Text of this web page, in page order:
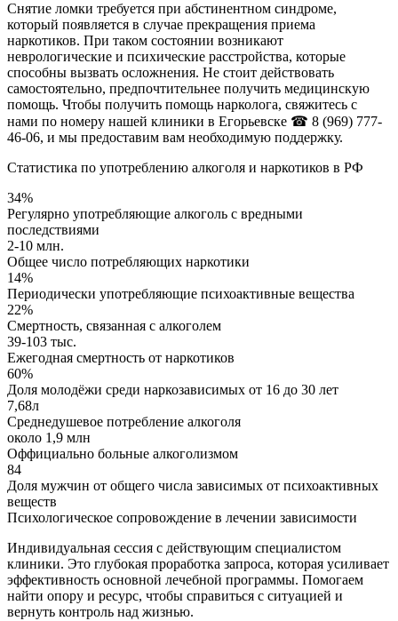
Снятие ломки требуется при абстинентном синдроме,
который появляется в случае прекращения приема
наркотиков. При таком состоянии возникают
неврологические и психические расстройства, которые
способны вызвать осложнения. Не стоит действовать
самостоятельно, предпочтительнее получить медицинскую
помощь. Чтобы получить помощь нарколога, свяжитесь с
нами по номеру нашей клиники в Егорьевске ☎ 8 (969) 777-
46-06, и мы предоставим вам необходимую поддержку.
Статистика по употреблению алкоголя и наркотиков в РФ
34%
Регулярно употребляющие алкоголь с вредными
последствиями
2-10 млн.
Общее число потребляющих наркотики
14%
Периодически употребляющие психоактивные вещества
22%
Смертность, связанная с алкоголем
39-103 тыс.
Ежегодная смертность от наркотиков
60%
Доля молодёжи среди наркозависимых от 16 до 30 лет
7,68л
Среднедушевое потребление алкоголя
около 1,9 млн
Оффициально больные алкоголизмом
84
Доля мужчин от общего числа зависимых от психоактивных
веществ
Психологическое сопровождение в лечении зависимости
Индивидуальная сессия с действующим специалистом
клиники. Это глубокая проработка запроса, которая усиливает
эффективность основной лечебной программы. Помогаем
найти опору и ресурс, чтобы справиться с ситуацией и
вернуть контроль над жизнью.